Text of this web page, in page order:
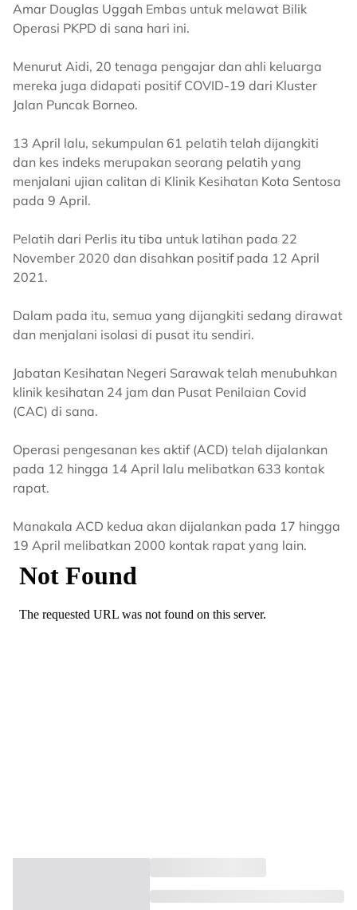
Amar Douglas Uggah Embas untuk melawat Bilik
Operasi PKPD di sana hari ini.
Menurut Aidi, 20 tenaga pengajar dan ahli keluarga
mereka juga didapati positif COVID-19 dari Kluster
Jalan Puncak Borneo.
13 April lalu, sekumpulan 61 pelatih telah dijangkiti
dan kes indeks merupakan seorang pelatih yang
menjalani ujian calitan di Klinik Kesihatan Kota Sentosa
pada 9 April.
Pelatih dari Perlis itu tiba untuk latihan pada 22
November 2020 dan disahkan positif pada 12 April
2021.
Dalam pada itu, semua yang dijangkiti sedang dirawat
dan menjalani isolasi di pusat itu sendiri.
Jabatan Kesihatan Negeri Sarawak telah menubuhkan
klinik kesihatan 24 jam dan Pusat Penilaian Covid
(CAC) di sana.
Operasi pengesanan kes aktif (ACD) telah dijalankan
pada 12 hingga 14 April lalu melibatkan 633 kontak
rapat.
Manakala ACD kedua akan dijalankan pada 17 hingga
19 April melibatkan 2000 kontak rapat yang lain.